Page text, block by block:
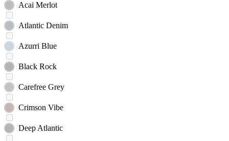
Acai Merlot
Atlantic Denim
Azurri Blue
Black Rock
Carefree Grey
Crimson Vibe
Deep Atlantic